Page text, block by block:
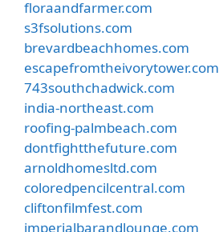
floraandfarmer.com
s3fsolutions.com
brevardbeachhomes.com
escapefromtheivorytower.com
743southchadwick.com
india-northeast.com
roofing-palmbeach.com
dontfightthefuture.com
arnoldhomesltd.com
coloredpencilcentral.com
cliftonfilmfest.com
imperialbarandlounge.com